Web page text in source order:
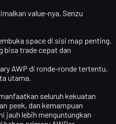
value-nya, Senzu
space di sisi map penting.
bisa trade cepat dan
AWP di ronde-ronde tertentu,
utama.
seluruh kekuatan
peek, dan kemampuan
jauh lebih menguntungkan